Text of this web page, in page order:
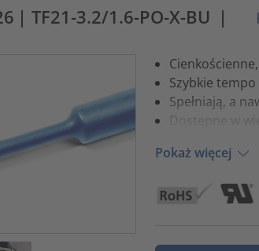
| TF21-3.2/1.6-PO-X-BU |
Szybkie
Spełniają, a
Dostępne w
Pokaż więcej